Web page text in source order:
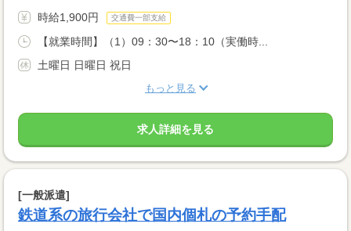
時給1,900円 交通費一部支給
【就業時間】（1）09：30〜18：10（実働時...
土曜日 日曜日 祝日
もっと見る
求人詳細を見る
[一般派遣]
鉄道系の旅行会社で国内個札の予約手配